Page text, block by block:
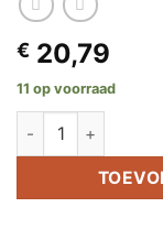
€ 20,79
11 op voorraad
Ballastbak